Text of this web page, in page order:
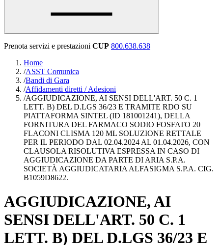
Prenota servizi e prestazioni CUP 800.638.638
Home
/ASST Comunica
/Bandi di Gara
/Affidamenti diretti / Adesioni
/AGGIUDICAZIONE, AI SENSI DELL'ART. 50 C. 1
LETT. B) DEL D.LGS 36/23 E TRAMITE RDO SU
PIATTAFORMA SINTEL (ID 181001241), DELLA
FORNITURA DEL FARMACO SODIO FOSFATO 20
FLACONI CLISMA 120 ML SOLUZIONE RETTALE
PER IL PERIODO DAL 02.04.2024 AL 01.04.2026, CON
CLAUSOLA RISOLUTIVA ESPRESSA IN CASO DI
AGGIUDICAZIONE DA PARTE DI ARIA S.P.A.
SOCIETÀ AGGIUDICATARIA ALFASIGMA S.P.A. CIG.
B1059D8622.
AGGIUDICAZIONE, AI
SENSI DELL'ART. 50 C. 1
LETT. B) DEL D.LGS 36/23 E